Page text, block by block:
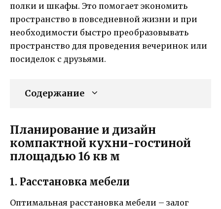
полки и шкафы. Это помогает экономить
пространство в повседневной жизни и при
необходимости быстро преобразовывать
пространство для проведения вечеринок или
посиделок с друзьями.
Содержание
Планирование и дизайн
компактной кухни-гостиной
площадью 16 кв м
1. Расстановка мебели
Оптимальная расстановка мебели – залог